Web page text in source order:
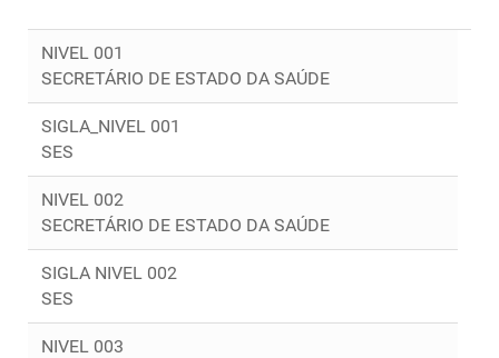
NIVEL 001
SECRETÁRIO DE ESTADO DA SAÚDE
SIGLA_NIVEL 001
SES
NIVEL 002
SECRETÁRIO DE ESTADO DA SAÚDE
SIGLA NIVEL 002
SES
NIVEL 003